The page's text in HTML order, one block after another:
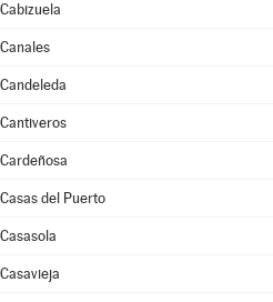
Cabizuela
Canales
Candeleda
Cantiveros
Cardeñosa
Casas del Puerto
Casasola
Casavieja